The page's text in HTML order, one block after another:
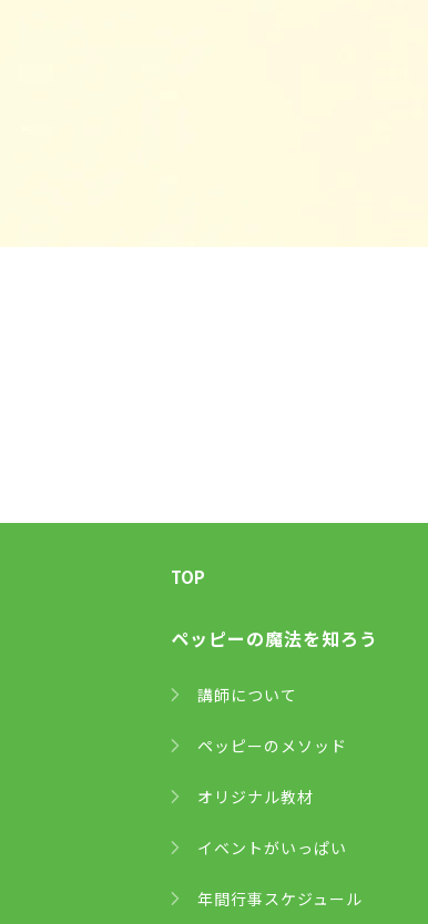
TOP
ペッピーの魔法を知ろう
講師について
ペッピーのメソッド
オリジナル教材
イベントがいっぱい
年間行事スケジュール